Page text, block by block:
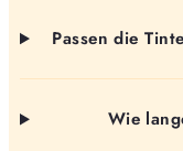
Passen die
Wie